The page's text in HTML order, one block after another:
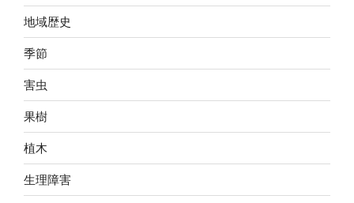
地域歴史
季節
害虫
果樹
植木
生理障害